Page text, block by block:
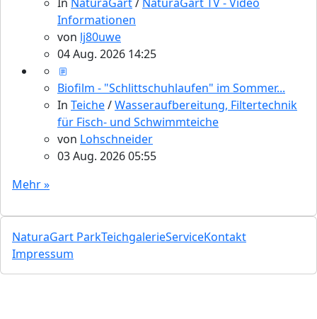
Informationen
von lj80uwe
04 Aug. 2026 14:25
Biofilm - "Schlittschuhlaufen" im Sommer...
In Teiche/Wasseraufbereitung, Filtertechnik
für Fisch- und Schwimmteiche
von Lohschneider
03 Aug. 2026 05:55
Mehr »
NaturaGart ParkTeichgalerieServiceKontakt
Impressum